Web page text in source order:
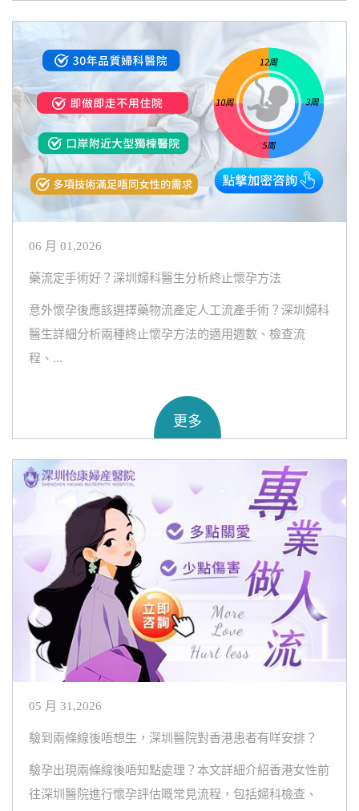
06 月 01,2026
藥流定手術好？深圳婦科醫生分析終止懷孕方法
意外懷孕後應該選擇藥物流產定人工流產手術？深圳婦科
醫生詳細分析兩種終止懷孕方法的適用週數、檢查流
程、...
更多
05 月 31,2026
驗到兩條線後唔想生，深圳醫院對香港患者有咩安排？
驗孕出現兩條線後唔知點處理？本文詳細介紹香港女性前
往深圳醫院進行懷孕評估嘅常見流程，包括婦科檢查、